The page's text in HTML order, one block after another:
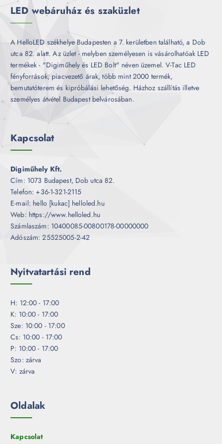
LED webáruház és szaküzlet
A HelloLED székhelye Budapesten a 7. kerületben található, a Dob
utca 82. alatt. Az üzlet - melyben személyesen is vásárolhatóak LED
termékek - "Digiműhely és LED Bolt" néven üzemel. V-Tac LED
fényforrások, piacvezető árak, több mint 2000 termék,
bemutatóterem és kipróbálási lehetőség. Házhoz szállítás illetve
személyes átvétel Budapest belvárosában.
Kapcsolat
Digiműhely Kft.
Cím: 1073 Budapest, Dob utca 82.
Telefon: +36-1-321-2115
E-mail: hello [kukac] helloled.hu
Web: https://www.helloled.hu
Számlaszám: 10400085-00800178-00000000
Adószám: 25525005-2-42
Nyitvatartási rend
H: 12:00 - 17:00
K: 10:00 - 17:00
Sze: 10:00 - 17:00
Cs: 10:00 - 17:00
P: 10:00 - 17:00
Szo: zárva
V: zárva
Oldalak
Kapcsolat